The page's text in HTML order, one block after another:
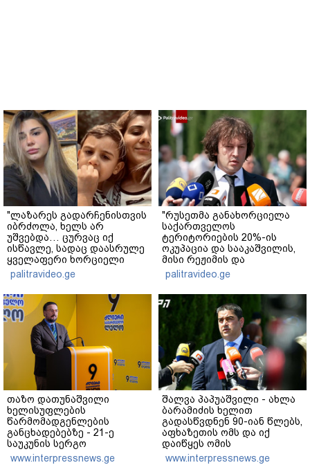
"ლაზარეს გადარჩენისთვის
იბრძოლა, ხელს არ
უშვებდა… ცურვაც იქ
ისწავლე, სადაც დაასრულე
ყველაფერი ხორციელი
ცხოვრებიდან" – რას წერს
ხობში დაღუპული დედა-
შვილის ახლობელი?
palitravideo.ge
"რუსეთმა განახორციელა
საქართველოს
ტერიტორიების 20%-ის
ოკუპაცია და სააკაშვილის,
მისი რეჟიმის და
"ნაცმოძრაობის" ღალატი
ვერანაირად ვერ
გადაფარავს ამ
დანაშაულს" - ირაკლი
კობახიძე
palitravideo.ge
თაზო დათუნაშვილი
ხელისუფლების
წარმომადგენლების
განცხადებებზე - 21-ე
საუკუნის სერგო
ორჯონიკიძეები,
www.interpressnews.ge
შალვა პაპუაშვილი - ახლა
ბარამიძის ხელით
გადასწვდნენ 90-იან წლებს,
აფხაზეთის ომს და იქ
დაიწყეს ომის
დანაშაულების დაბრალება
www.interpressnews.ge